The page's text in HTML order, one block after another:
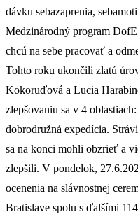
dávku sebazaprenia,
Medzinárodný program
chcú na sebe pracovať a
Tohto roku ukončili zlatú
Kokoruďová a Lucia
zlepšovaniu sa v 4
dobrodružná expedícia.
sa na konci mohli obzrieť a
zlepšili. V pondelok,
ocenenia na slávnostnej
Bratislave spolu s ďalšími